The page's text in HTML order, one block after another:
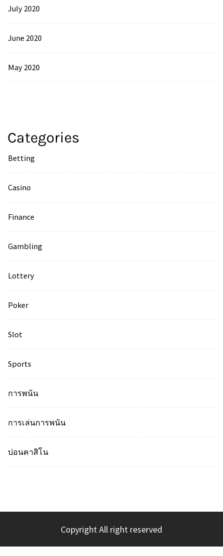
July 2020
June 2020
May 2020
Categories
Betting
Casino
Finance
Gambling
Lottery
Poker
Slot
Sports
การพนัน
การเล่นการพนัน
บ่อนคาสิโน
Copyright All right reserved